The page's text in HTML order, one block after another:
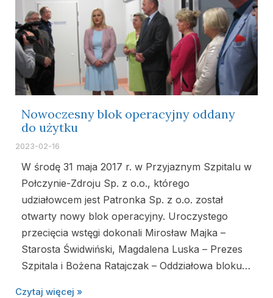
Nowoczesny blok operacyjny oddany
do użytku
2023-02-16
W środę 31 maja 2017 r. w Przyjaznym Szpitalu w
Połczynie-Zdroju Sp. z o.o., którego
udziałowcem jest Patronka Sp. z o.o. został
otwarty nowy blok operacyjny. Uroczystego
przecięcia wstęgi dokonali Mirosław Majka –
Starosta Świdwiński, Magdalena Luska – Prezes
Szpitala i Bożena Ratajczak – Oddziałowa bloku…
Czytaj więcej »